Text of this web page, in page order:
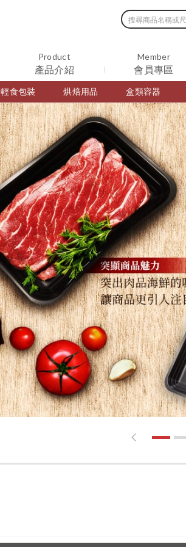
Product
產品介紹
輕食包裝 烘焙用品 盒類容器
Member
會員專區
1 2